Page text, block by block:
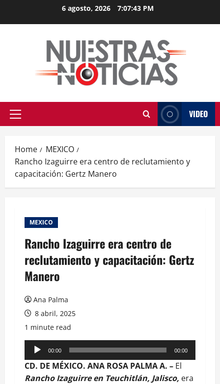
6 agosto, 2026 7:07:43 PM
Primary
VIDEO
Home
MEXICO
Rancho Izaguirre era centro de reclutamiento y
capacitación: Gertz Manero
MEXICO
Rancho Izaguirre era centro de
reclutamiento y capacitación: Gertz
Manero
Ana Palma
8 abril, 2025
1 minute read
Reproductor
de
audio
00:00 00:00
CD. DE MÉXICO. ANA ROSA PALMA A. – El
Rancho Izaguirre en Teuchitlán, Jalisco, era